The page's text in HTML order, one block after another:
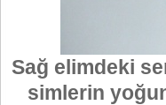
Sağ elimdeki
simlerin